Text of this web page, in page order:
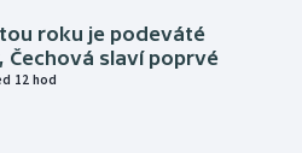
roku je podeváté
Čechová slaví poprvé
12 hod